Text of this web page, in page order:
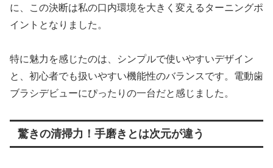
に、この決断は私の口内環境を大きく変えるターニングポ
イントとなりました。
特に魅力を感じたのは、シンプルで使いやすいデザイン
と、初心者でも扱いやすい機能性のバランスです。電動歯
ブラシデビューにぴったりの一台だと感じました。
驚きの清掃力！手磨きとは次元が違う